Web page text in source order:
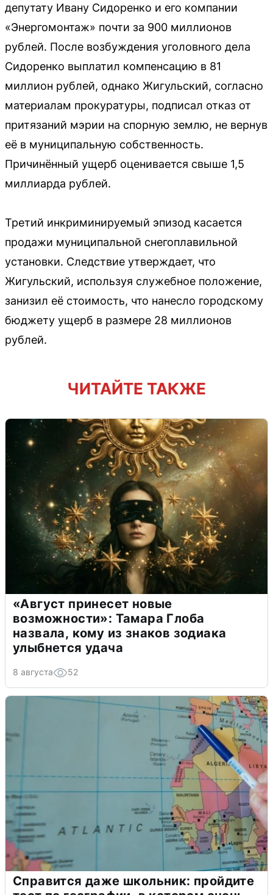
депутату Ивану Сидоренко и его компании
«Энергомонтаж» почти за 900 миллионов
рублей. После возбуждения уголовного дела
Сидоренко выплатил компенсацию в 81
миллион рублей, однако Жигульский, согласно
материалам прокуратуры, подписал отказ от
притязаний мэрии на спорную землю, не вернув
её в муниципальную собственность.
Причинённый ущерб оценивается свыше 1,5
миллиарда рублей.
Третий инкриминируемый эпизод касается
продажи муниципальной снегоплавильной
установки. Следствие утверждает, что
Жигульский, используя служебное положение,
занизил её стоимость, что нанесло городскому
бюджету ущерб в размере 28 миллионов
рублей.
ЧИТАЙТЕ ТАКЖЕ
«Август принесет новые
возможности»: Тамара Глоба
назвала, кому из знаков зодиака
улыбнется удача
8 августа 52
Справится даже школьник: пройдите